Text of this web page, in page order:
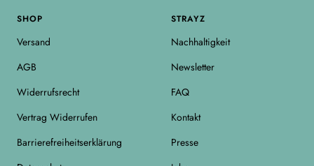
SHOP
Versand
AGB
Widerrufsrecht
Vertrag Widerrufen
Barrierefreiheitserklärung
STRAYZ
Nachhaltigkeit
Newsletter
FAQ
Kontakt
Presse